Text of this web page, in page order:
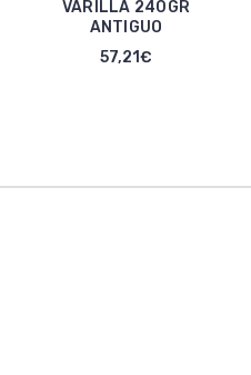
VARILLA 240GR
ANTIGUO
57,21€